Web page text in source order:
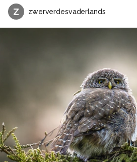
Z zwerverdesvaderlands